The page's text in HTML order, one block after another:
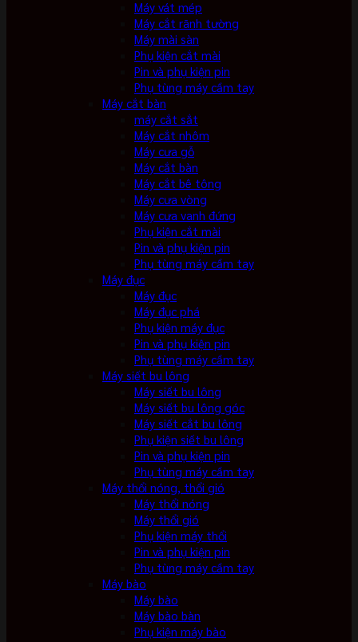
Máy vát mép
Máy cắt rãnh tường
Máy mài sàn
Phụ kiện cắt mài
Pin và phụ kiện pin
Phụ tùng máy cầm tay
Máy cắt bàn
máy cắt sắt
Máy cắt nhôm
Máy cưa gỗ
Máy cắt bàn
Máy cắt bê tông
Máy cưa vòng
Máy cưa vanh đứng
Phụ kiện cắt mài
Pin và phụ kiện pin
Phụ tùng máy cầm tay
Máy đục
Máy đục
Máy đục phá
Phụ kiện máy đục
Pin và phụ kiện pin
Phụ tùng máy cầm tay
Máy siết bu lông
Máy siết bu lông
Máy siết bu lông góc
Máy siết cắt bu lông
Phụ kiện siết bu lông
Pin và phụ kiện pin
Phụ tùng máy cầm tay
Máy thổi nóng, thổi gió
Máy thổi nóng
Máy thổi gió
Phụ kiện máy thổi
Pin và phụ kiện pin
Phụ tùng máy cầm tay
Máy bào
Máy bào
Máy bào bàn
Phụ kiện máy bào